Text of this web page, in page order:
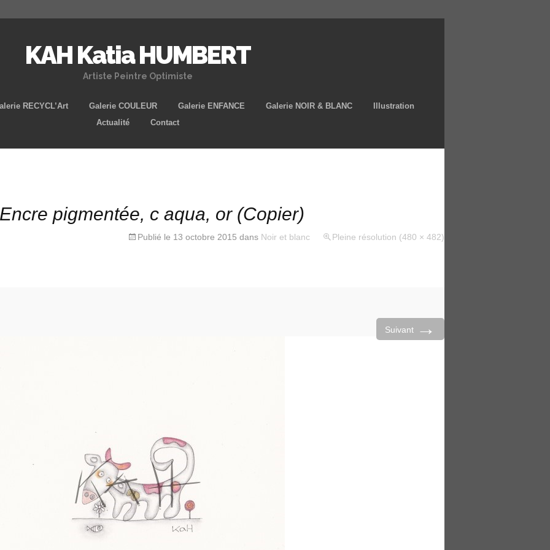
KAH Katia HUMBERT
Artiste Peintre Optimiste
Aller
RECYCL’Art Galerie COULEUR Galerie ENFANCE Galerie NOIR & BLANC
Illustration
Actualité
Contact
pigmentée, c aqua, or (Copier)
Publié le 13 octobre 2015 dans Noir et blanc Pleine résolution (480 × 482)
Suivant →